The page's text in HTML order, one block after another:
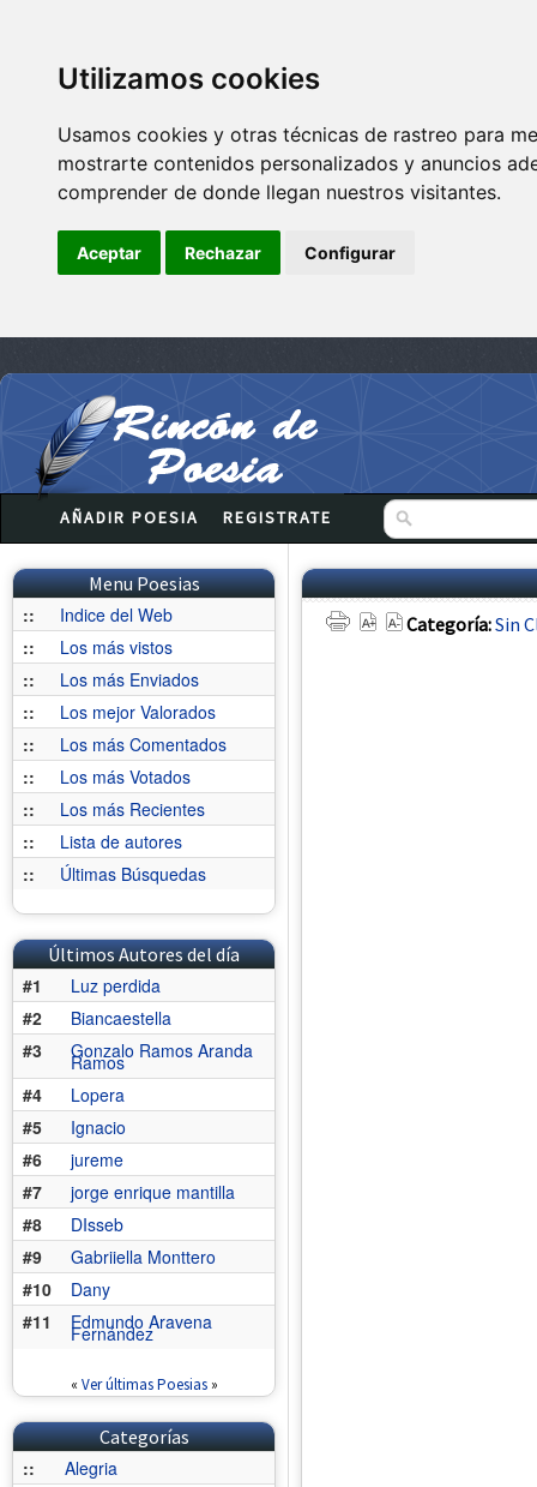
Utilizamos cookies
Usamos cookies y otras técnicas de rastreo para
mostrarte contenidos personalizados y anuncios
comprender de donde llegan nuestros visitantes.
Aceptar Rechazar Configurar
AÑADIR POESIA REGISTRATE
Menu Poesias
::
Indice del Web
::
Los más vistos
::
Los más Enviados
::
Los mejor Valorados
::
Los más Comentados
::
Los más Votados
::
Los más Recientes
::
Lista de autores
::
Últimas Búsquedas
Últimos Autores del día
#1
Luz perdida
#2
Biancaestella
#3
Gonzalo Ramos Aranda
Ramos
#4
Lopera
#5
Ignacio
#6
jureme
#7
jorge enrique mantilla
#8
DIsseb
#9
Gabriiella Monttero
#10
Dany
#11
Edmundo Aravena
Fernández
« Ver últimas Poesias»
Categorías
::
Alegria
Categoría:Sin